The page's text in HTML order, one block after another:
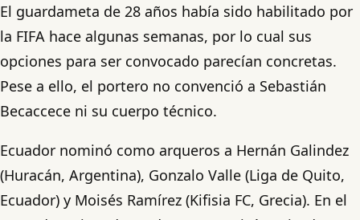
El guardameta de 28 años había sido habilitado por
la FIFA hace algunas semanas, por lo cual sus
opciones para ser convocado parecían concretas.
Pese a ello, el portero no convenció a Sebastián
Becaccece ni su cuerpo técnico.
Ecuador nominó como arqueros a Hernán Galindez
(Huracán, Argentina), Gonzalo Valle (Liga de Quito,
Ecuador) y Moisés Ramírez (Kifisia FC, Grecia). En el